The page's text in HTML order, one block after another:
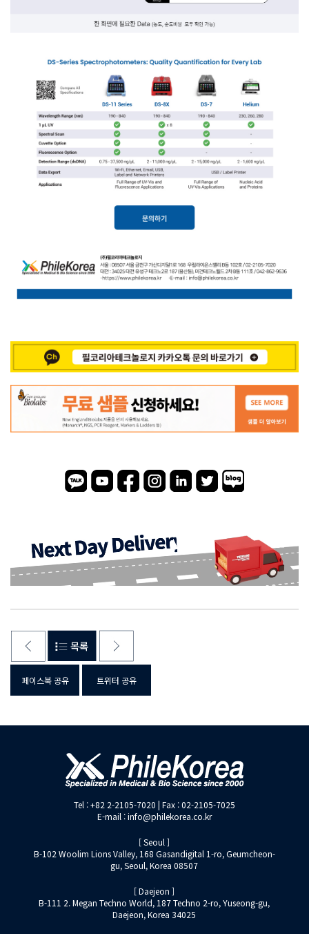
페이스북 공유 트위터 공유
Tel : +82 2-2105-7020 | Fax : 02-2105-7025
E-mail : info@philekorea.co.kr
[ Seoul ]
B-102 Woolim Lions Valley, 168 Gasandigital 1-ro, Geumcheon-
gu, Seoul, Korea 08507
[ Daejeon ]
B-111 2. Megan Techno World, 187 Techno 2-ro, Yuseong-gu,
Daejeon, Korea 34025